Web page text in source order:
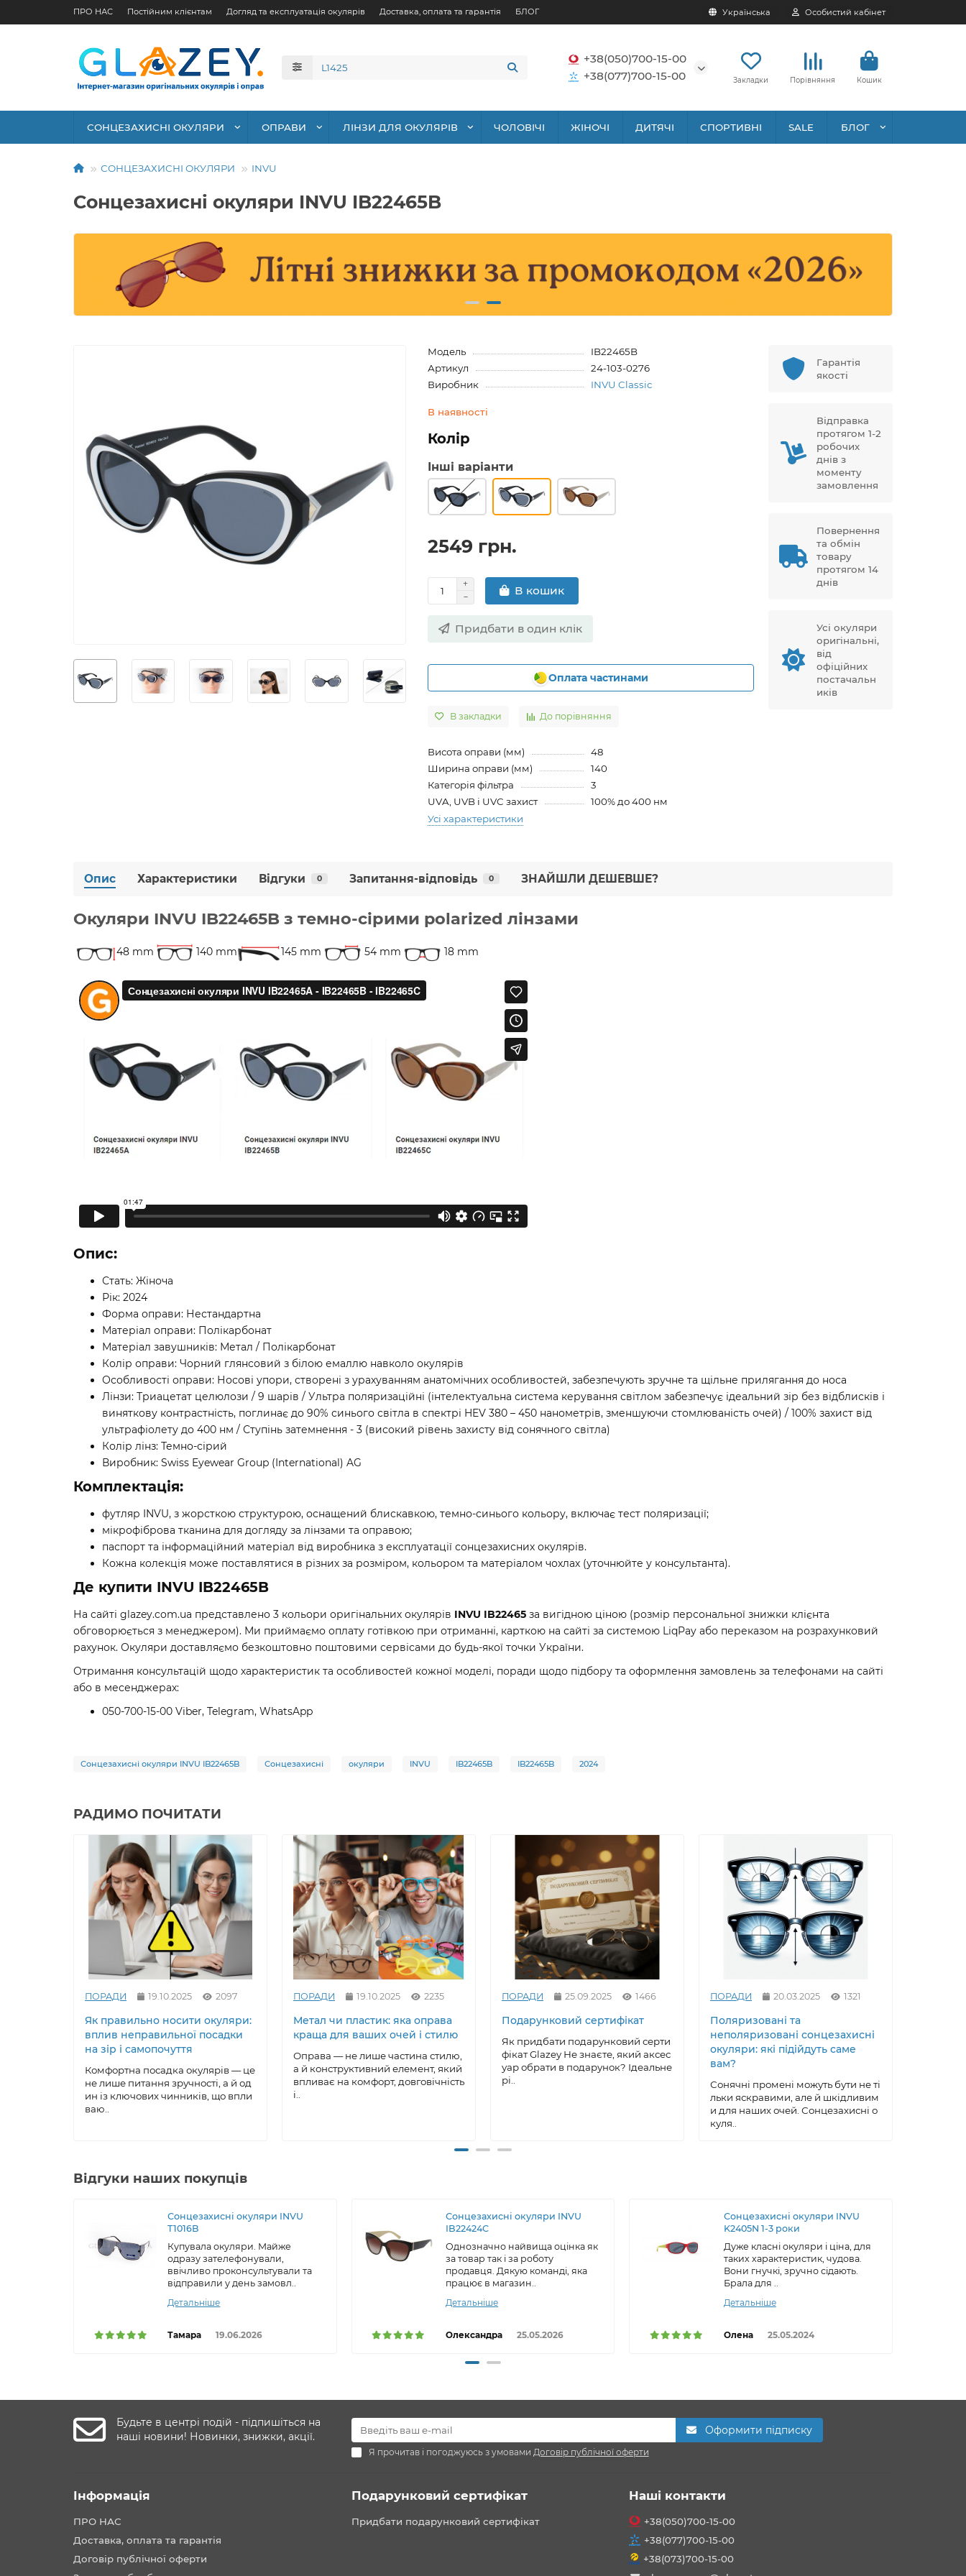
ПРО НАС Постійним клієнтам Догляд та експлуатація окулярів Доставка, оплата та гарантія БЛОГ Українська Особистий кабінет
+38(050)700-15-00
+38(077)700-15-00
Закладки Порівняння Кошик
СОНЦЕЗАХИСНІ ОКУЛЯРИ ОПРАВИ ЛІНЗИ ДЛЯ ОКУЛЯРІВ ЧОЛОВІЧІ ЖІНОЧІ ДИТЯЧІ СПОРТИВНІ SALE БЛОГ
СОНЦЕЗАХИСНІ ОКУЛЯРИ INVU
Сонцезахисні окуляри INVU IB22465B
Модель
IB22465B
Артикул
24-103-0276
Виробник
INVU Classic
В наявності
Колір
Інші варіанти
2549 грн.
В кошик
Придбати в один клік
Оплата частинами
В закладки До порівняння
Висота оправи (мм)
48
Ширина оправи (мм)
140
Категорія фільтра
3
UVA, UVB і UVC захист
100% до 400 нм
Усі характеристики
Гарантія
якості
Відправка
протягом 1-2
робочих
днів з
моменту
замовлення
Повернення
та обмін
товару
протягом 14
днів
Усі окуляри
оригінальні,
від
офіційних
постачальн
иків
Опис Характеристики Відгуки 0 Запитання-відповідь 0 ЗНАЙШЛИ ДЕШЕВШЕ?
Окуляри INVU IB22465B з темно-сірими polarized лінзами
48 mm 140 mm 145 mm 54 mm 18 mm
Опис:
Стать: Жіноча
Рік: 2024
Форма оправи: Нестандартна
Матеріал оправи: Полікарбонат
Матеріал завушників: Метал / Полікарбонат
Колір оправи: Чорний глянсовий з білою емаллю навколо окулярів
Особливості оправи: Носові упори, створені з урахуванням анатомічних особливостей, забезпечують зручне та щільне прилягання до носа
Лінзи: Триацетат целюлози / 9 шарів / Ультра поляризаційні (інтелектуальна система керування світлом забезпечує ідеальний зір без відблисків і
виняткову контрастність, поглинає до 90% синього світла в спектрі HEV 380 – 450 нанометрів, зменшуючи стомлюваність очей) / 100% захист від
ультрафіолету до 400 нм / Ступінь затемнення - 3 (високий рівень захисту від сонячного світла)
Колір лінз: Темно-сірий
Виробник: Swiss Eyewear Group (International) AG
Комплектація:
футляр INVU, з жорсткою структурою, оснащений блискавкою, темно-синього кольору, включає тест поляризації;
мікрофіброва тканина для догляду за лінзами та оправою;
паспорт та інформаційний матеріал від виробника з експлуатації сонцезахисних окулярів.
Кожна колекція може поставлятися в різних за розміром, кольором та матеріалом чохлах (уточнюйте у консультанта).
Де купити INVU IB22465B
На сайті glazey.com.ua представлено 3 кольори оригінальних окулярів INVU IB22465 за вигідною ціною (розмір персональної знижки клієнта
обговорюється з менеджером). Ми приймаємо оплату готівкою при отриманні, карткою на сайті за системою LiqPay або переказом на розрахунковий
рахунок. Окуляри доставляємо безкоштовно поштовими сервісами до будь-якої точки України.
Отримання консультацій щодо характеристик та особливостей кожної моделі, поради щодо підбору та оформлення замовлень за телефонами на сайті
або в месенджерах:
050-700-15-00 Viber, Telegram, WhatsApp
Сонцезахисні окуляри INVU IB22465B Сонцезахисні окуляри INVU IB22465B IB22465B 2024
РАДИМО ПОЧИТАТИ
ПОРАДИ 19.10.2025 2097
Як правильно носити окуляри:
вплив неправильної посадки
на зір і самопочуття
Комфортна посадка окулярів — це
не лише питання зручності, а й од
ин із ключових чинників, що впли
ваю..
ПОРАДИ 19.10.2025 2235
Метал чи пластик: яка оправа
краща для ваших очей і стилю
Оправа — не лише частина стилю,
а й конструктивний елемент, який
впливає на комфорт, довговічність
і..
ПОРАДИ 25.09.2025 1466
Подарунковий сертифікат
Як придбати подарунковий серти
фікат Glazey Не знаєте, який аксес
уар обрати в подарунок? Ідеальне
рі..
ПОРАДИ 20.03.2025 1321
Поляризовані та
неполяризовані сонцезахисні
окуляри: які підійдуть саме
вам?
Сонячні промені можуть бути не ті
льки яскравими, але й шкідливим
и для наших очей. Сонцезахисні о
куля..
Відгуки наших покупців
Сонцезахисні окуляри INVU
T1016B
Купувала окуляри. Майже
одразу зателефонували,
ввічливо проконсультували та
відправили у день замовл..
Детальніше
Тамара 19.06.2026
Сонцезахисні окуляри INVU
IB22424C
Однозначно найвища оцінка як
за товар так і за роботу
продавця. Дякую команді, яка
працює в магазин..
Детальніше
Олександра 25.05.2026
Сонцезахисні окуляри INVU
K2405N 1-3 роки
Дуже класні окуляри і ціна, для
таких характеристик, чудова.
Вони гнучкі, зручно сідають.
Брала для ..
Детальніше
Олена 25.05.2024
Будьте в центрі подій - підпишіться на
наші новини! Новинки, знижки, акції.
Оформити підписку
Я прочитав і погоджуюсь з умовами Договір публічної оферти
Інформація
ПРО НАС
Доставка, оплата та гарантія
Договір публічної оферти
Подарунковий сертифікат
Придбати подарунковий сертифікат
Наші контакти
+38(050)700-15-00
+38(077)700-15-00
+38(073)700-15-00